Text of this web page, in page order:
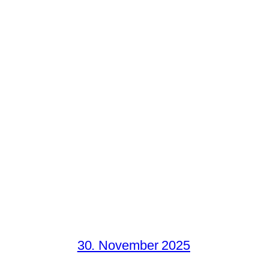
30. November 2025